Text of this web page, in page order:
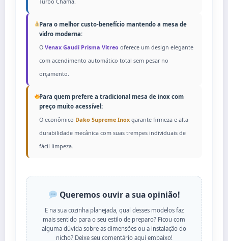
Para o melhor custo-benefício mantendo a mesa de
vidro moderna:
OVenax Gaudí Prisma Vítreo oferece um design elegante
com acendimento automático total sem pesar no
orçamento.
Para quem prefere a tradicional mesa de inox com
preço muito acessível:
O econômico Dako Supreme Inoxgarante firmeza e alta
durabilidade mecânica com suas trempes individuais de
fácil limpeza.
Queremos ouvir a sua opinião!
E na sua cozinha planejada, qual desses modelos faz
mais sentido para o seu estilo de preparo? Ficou com
alguma dúvida sobre as dimensões ou a instalação do
nicho? Deixe seu comentário aqui embaixo!